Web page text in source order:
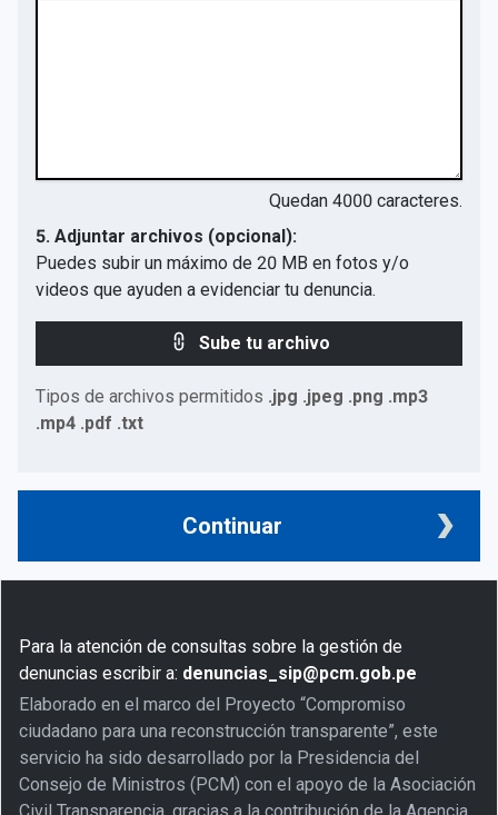
Quedan 4000 caracteres.
5. Adjuntar archivos (opcional):
Puedes subir un máximo de 20 MB en fotos y/o
videos que ayuden a evidenciar tu denuncia.
Sube tu archivo
Tipos de archivos permitidos .jpg .jpeg .png .mp3
.mp4 .pdf .txt
Continuar
Para la atención de consultas sobre la gestión de
denuncias escribir a: denuncias_sip@pcm.gob.pe
Elaborado en el marco del Proyecto “Compromiso
ciudadano para una reconstrucción transparente”, este
servicio ha sido desarrollado por la Presidencia del
Consejo de Ministros (PCM) con el apoyo de la Asociación